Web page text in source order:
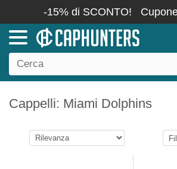
-15% di SCONTO!
Cappelli: Miami Dolphins